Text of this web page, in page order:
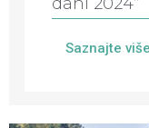
Saznajte više